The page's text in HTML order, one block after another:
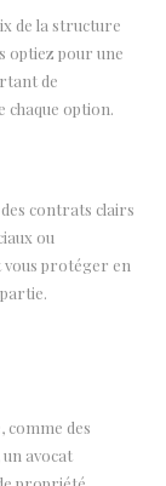
de la structure
optiez pour une
de
chaque option.
contrats clairs
ou
vous protéger en
comme des
avocat